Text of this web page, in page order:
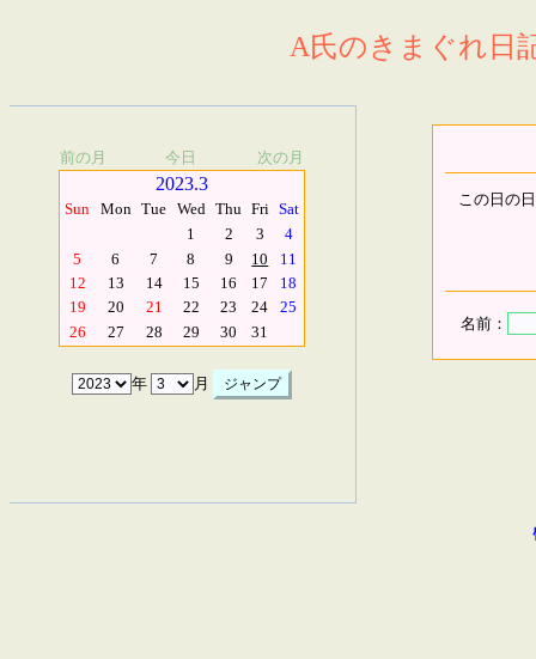
A氏のきまぐれ日
前の月 今日 次の月
2023.3
Sun Mon Tue Wed Thu Fri Sat
1
2 3
4
5
6 7 8 9 10
11
12
13 14 15 16 17
18
19
20 21 22 23 24
25
26
27 28 29 30 31
年 月
この日の
名前：